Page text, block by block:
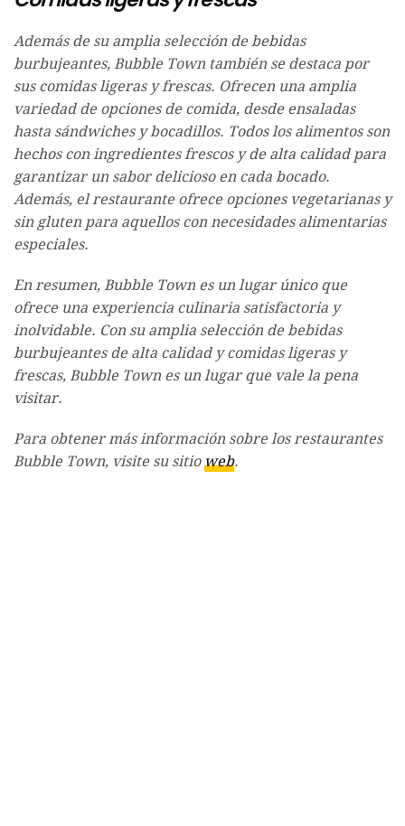
Además de su amplia selección de bebidas
burbujeantes, Bubble Town también se destaca por
sus comidas ligeras y frescas. Ofrecen una amplia
variedad de opciones de comida, desde ensaladas
hasta sándwiches y bocadillos. Todos los alimentos son
hechos con ingredientes frescos y de alta calidad para
garantizar un sabor delicioso en cada bocado.
Además, el restaurante ofrece opciones vegetarianas y
sin gluten para aquellos con necesidades alimentarias
especiales.
En resumen, Bubble Town es un lugar único que
ofrece una experiencia culinaria satisfactoria y
inolvidable. Con su amplia selección de bebidas
burbujeantes de alta calidad y comidas ligeras y
frescas, Bubble Town es un lugar que vale la pena
visitar.
Para obtener más información sobre los restaurantes
Bubble Town, visite su sitioweb.